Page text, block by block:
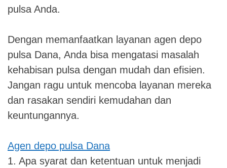
pulsa Anda.
Dengan memanfaatkan layanan agen depo
pulsa Dana, Anda bisa mengatasi masalah
kehabisan pulsa dengan mudah dan efisien.
Jangan ragu untuk mencoba layanan mereka
dan rasakan sendiri kemudahan dan
keuntungannya.
Agen depo pulsa Dana
1. Apa syarat dan ketentuan untuk menjadi